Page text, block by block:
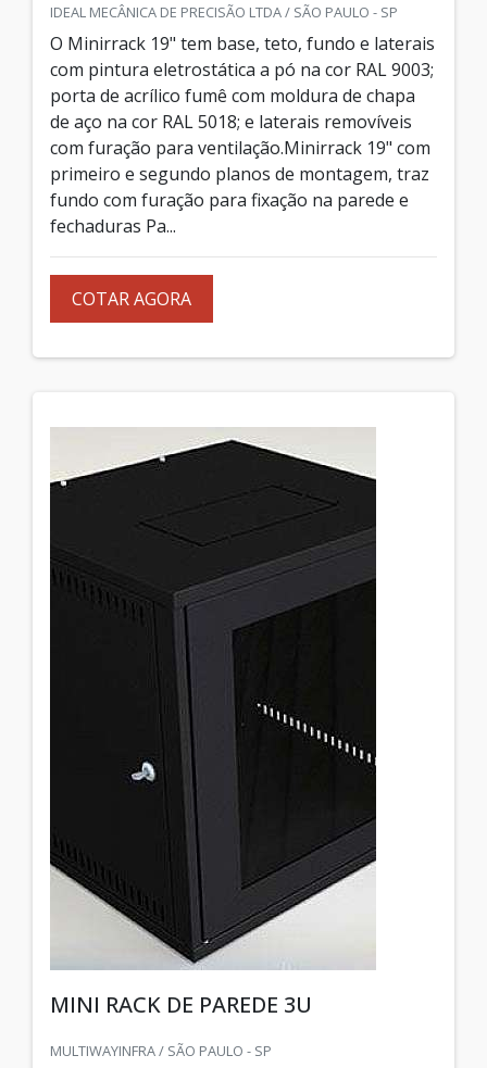
IDEAL MECÂNICA DE PRECISÃO LTDA / SÃO PAULO - SP
O Minirrack 19" tem base, teto, fundo e laterais
com pintura eletrostática a pó na cor RAL 9003;
porta de acrílico fumê com moldura de chapa
de aço na cor RAL 5018; e laterais removíveis
com furação para ventilação.Minirrack 19" com
primeiro e segundo planos de montagem, traz
fundo com furação para fixação na parede e
fechaduras Pa...
COTAR AGORA
MINI RACK DE PAREDE 3U
MULTIWAYINFRA / SÃO PAULO - SP